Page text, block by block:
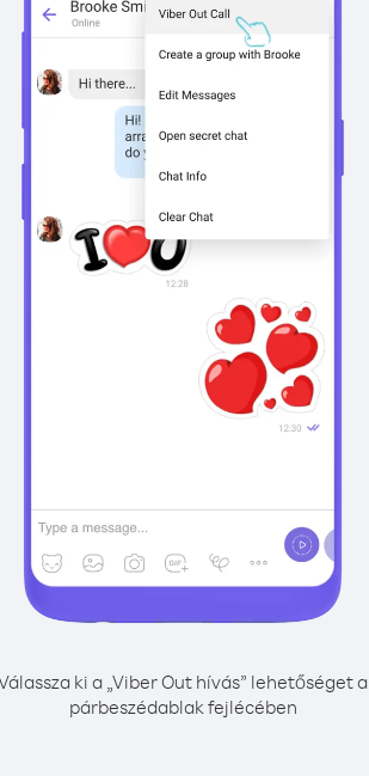
ki a „Viber Out hívás” lehetőséget a
párbeszédablak fejlécében